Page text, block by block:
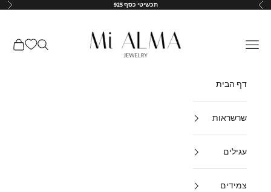
דילוג לתוכן
הקודם תכשיטי כסף 925 הבא
Mi-Alma-il
תפריט חיפוש עגלת
דף הבית
שרשראות
עגילים
צמידים